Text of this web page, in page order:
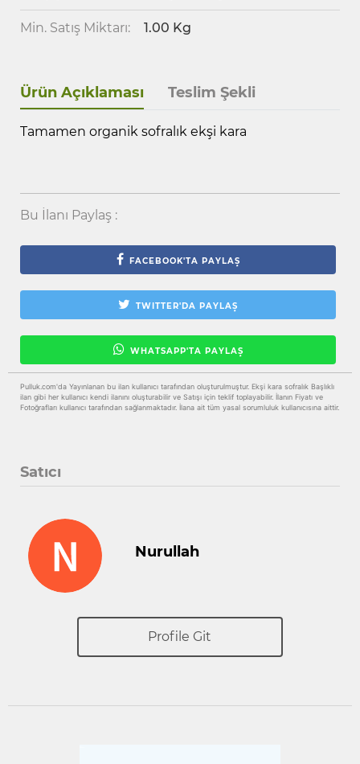
Min. Satış Miktarı: 1.00 Kg
Ürün Açıklaması Teslim Şekli
Tamamen organik sofralık ekşi kara
Bu İlanı Paylaş :
FACEBOOK'TA PAYLAŞ
TWITTER'DA PAYLAŞ
WHATSAPP'TA PAYLAŞ
Pulluk.com'da Yayınlanan bu ilan kullanıcı tarafından oluşturulmuştur. Ekşi kara sofralık Başlıklı
ilan gibi her kullanıcı kendi ilanını oluşturabilir ve Satışı için teklif toplayabilir. İlanın Fiyatı ve
Fotoğrafları kullanıcı tarafından sağlanmaktadır. İlana ait tüm yasal sorumluluk kullanıcısına aittir.
Satıcı
Nurullah
Profile Git